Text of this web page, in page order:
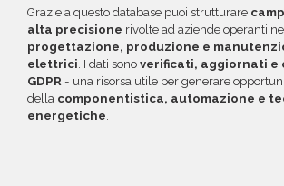
Grazie a questo database puoi strutturare
alta precisione rivolte ad aziende operanti
progettazione, produzione e
elettrici. I dati sono verificati, aggiornati e
GDPR - una risorsa utile per generare
della componentistica, automazione e
energetiche.